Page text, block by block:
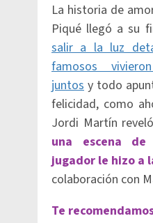
La historia de
Piqué llegó a su
salir a la luz
famosos
juntos y todo
felicidad, como
Jordi Martín
una escena
jugador le hizo a
colaboración con
Te